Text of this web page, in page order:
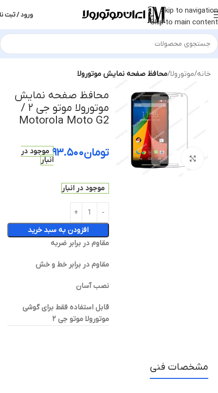
Skip to navigation
Skip to main content
ورود / ثبت
خانه موتورولا محافظ صفحه نمایش موتورولا
بزرگنمایی تصویر
محافظ صفحه نمایش
موتورولا موتو جی ۲ /
Motorola Moto G2
تومان۹۳.۵۰۰ موجود در
انبار
موجود در انبار
افزودن به سبد خرید
مقاوم در برابر ضربه
مقاوم در برابر خط و خش
نصب آسان
قابل استفاده فقط برای گوشی
موتورولا موتو جی ۲
مشخصات فنی